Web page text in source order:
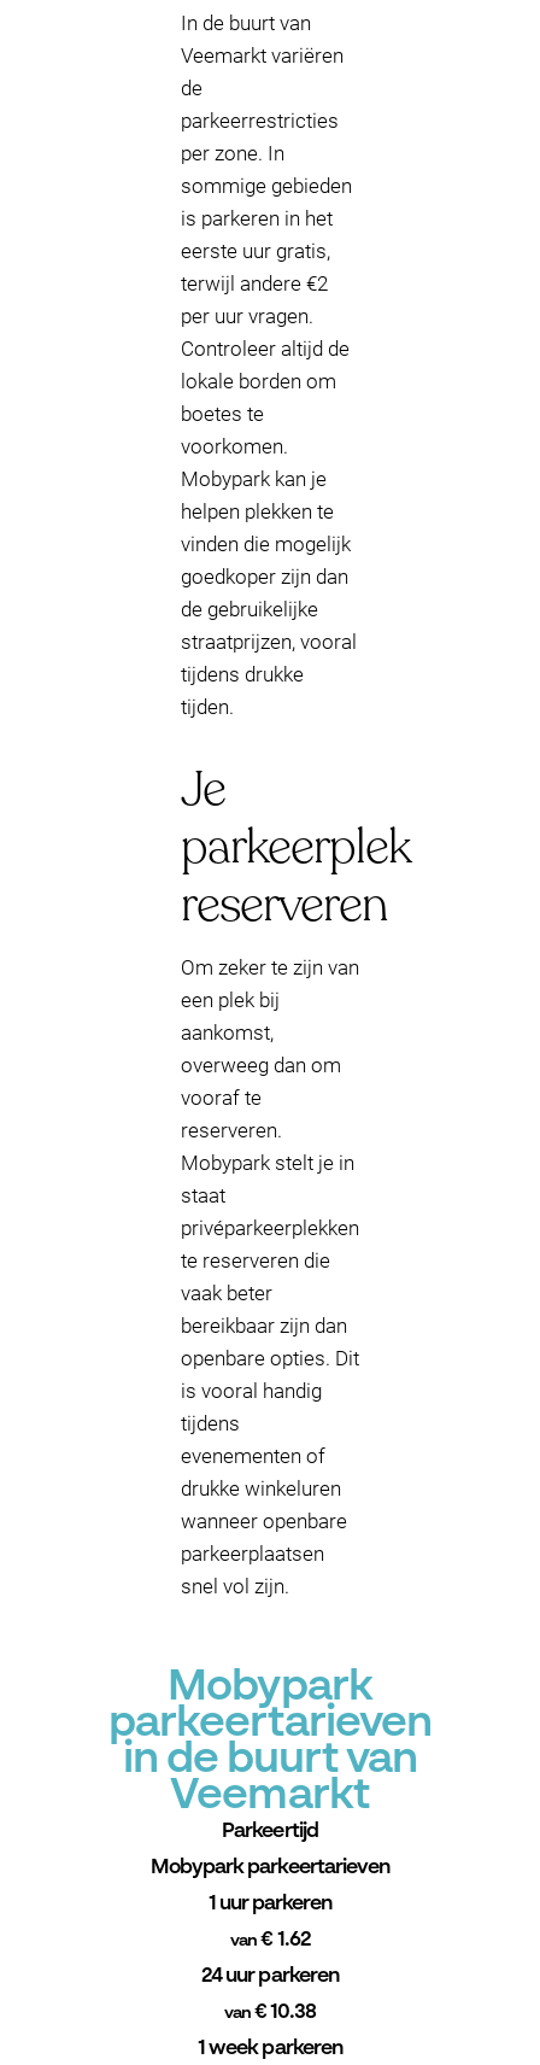
In de buurt van
Veemarkt variëren
de
parkeerrestricties
per zone. In
sommige gebieden
is parkeren in het
eerste uur gratis,
terwijl andere €2
per uur vragen.
Controleer altijd de
lokale borden om
boetes te
voorkomen.
Mobypark kan je
helpen plekken te
vinden die mogelijk
goedkoper zijn dan
de gebruikelijke
straatprijzen, vooral
tijdens drukke
tijden.
Je
parkeerplek
reserveren
Om zeker te zijn van
een plek bij
aankomst,
overweeg dan om
vooraf te
reserveren.
Mobypark stelt je in
staat
privéparkeerplekken
te reserveren die
vaak beter
bereikbaar zijn dan
openbare opties. Dit
is vooral handig
tijdens
evenementen of
drukke winkeluren
wanneer openbare
parkeerplaatsen
snel vol zijn.
Mobypark
parkeertarieven
in de buurt van
Veemarkt
Parkeertijd
Mobypark parkeertarieven
1 uur parkeren
van € 1.62
24 uur parkeren
van€ 10.38
1 week parkeren